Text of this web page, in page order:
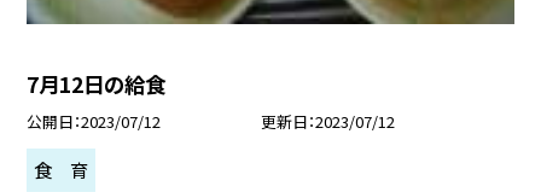
7月12日の給食
公開日 2023/07/12 更新日 2023/07/12
食 育